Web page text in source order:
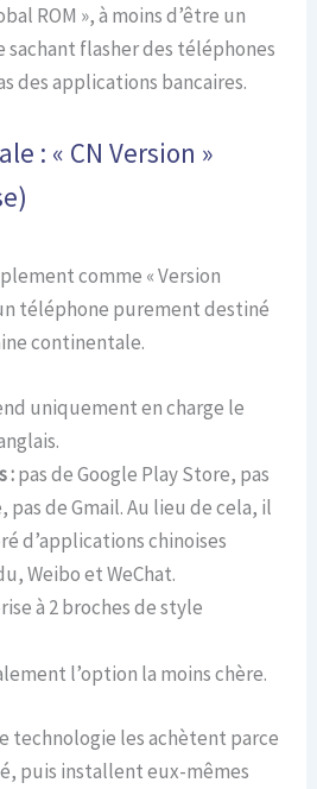
ROM », à moins d’être un
flasher des téléphones
des applications bancaires.
: « CN Version »
comme « Version
téléphone purement destiné
continentale.
uniquement en charge le
:pas de Google Play Store, pas
pas de Gmail. Au lieu de cela, il
d’applications chinoises
Weibo et WeChat.
à 2 broches de style
l’option la moins chère.
technologie les achètent parce
puis installent eux-mêmes